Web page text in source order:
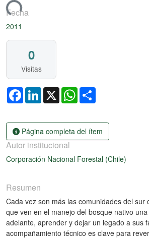
Fecha
2011
0
Visitas
FacebookLinkedIn
X WhatsApp
Página completa del ítem
Autor institucional
Corporación Nacional Forestal (Chile)
Resumen
Cada vez son más las comunidades del sur
que ven en el manejo del bosque nativo
adelante, aprender y dejar un legado a sus
acompañamiento técnico es clave para